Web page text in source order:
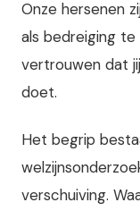
Onze hersenen
als bedreiging te
vertrouwen dat
doet.
Het begrip
verschuiving.